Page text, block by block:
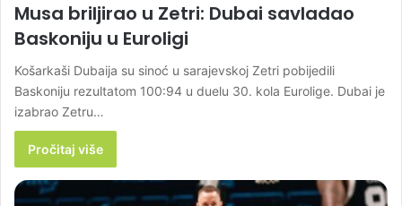
Musa briljirao u Zetri: Dubai savladao
Baskoniju u Euroligi
Košarkaši Dubaija su sinoć u sarajevskoj Zetri pobijedili
Baskoniju rezultatom 100:94 u duelu 30. kola Eurolige. Dubai je
izabrao Zetru…
Pročitaj više